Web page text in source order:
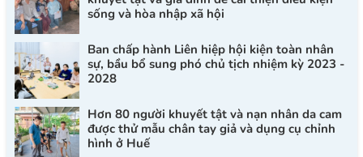
sống và hòa nhập xã hội
Ban chấp hành Liên hiệp hội kiện toàn nhân
sự, bầu bổ sung phó chủ tịch nhiệm kỳ 2023 -
2028
Hơn 80 người khuyết tật và nạn nhân da cam
được thử mẫu chân tay giả và dụng cụ chỉnh
hình ở Huế